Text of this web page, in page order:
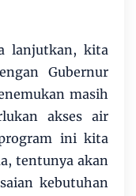
lanjutkan, kita
Gubernur
masih
akses air
ini kita
tentunya akan
kebutuhan